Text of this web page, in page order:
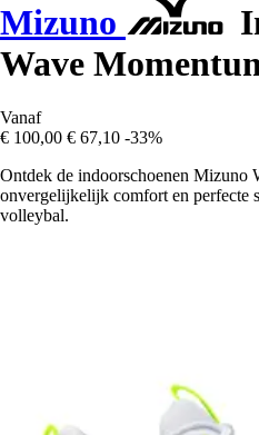
Mizuno
Wave
Vanaf
€ 100,00 € 67,10 -33%
Ontdek de indoorschoenen Mizuno
onvergelijkelijk comfort en perfecte
volleybal.